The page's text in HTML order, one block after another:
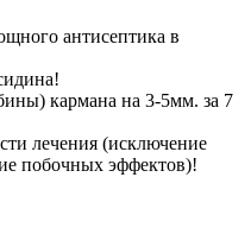
антисептика в
кармана на 3-5мм. за 7
лечения (исключение
побочных эффектов)!